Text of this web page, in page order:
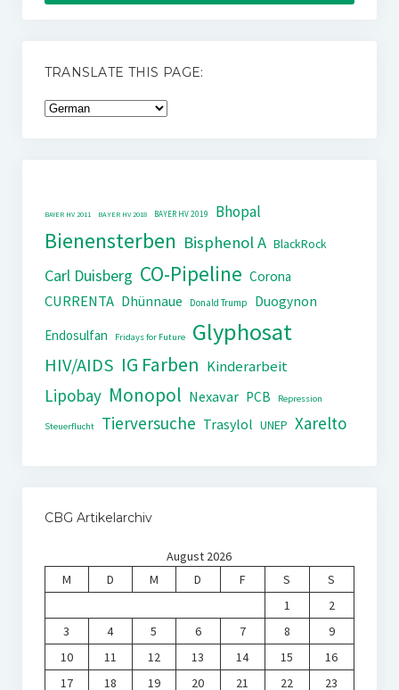
TRANSLATE THIS PAGE:
BAYER HV 2011 BAYER HV 2018 BAYER HV 2019 Bhopal
Bienensterben Bisphenol A BlackRock
Carl Duisberg CO-Pipeline Corona
CURRENTA Dhünnaue Donald Trump
Duogynon
Endosulfan
Fridays for Future Glyphosat
HIV/AIDS IG Farben Kinderarbeit
Lipobay Monopol Nexavar PCB Repression
Steuerflucht Tierversuche Trasylol UNEP Xarelto
CBG Artikelarchiv
August 2026
M
D M D F S
S
1
2
3
4 5 6 7 8
9
10
11 12 13 14 15
16
17
18 19 20 21 22 23